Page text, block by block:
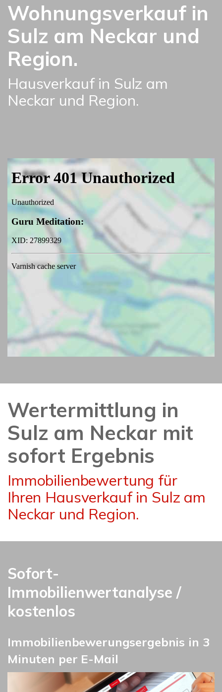
Wohnungsverkauf in
Sulz am Neckar und
Region.
Hausverkauf in Sulz am
Neckar und Region.
Wertermittlung in
Sulz am Neckar mit
sofort Ergebnis
Immobilienbewertung für
Ihren Hausverkauf in Sulz am
Neckar und Region.
Sofort-
Immobilienwertanalyse /
kostenlos
Immobilienbewerungsergebnis in 3
Minuten per E-Mail